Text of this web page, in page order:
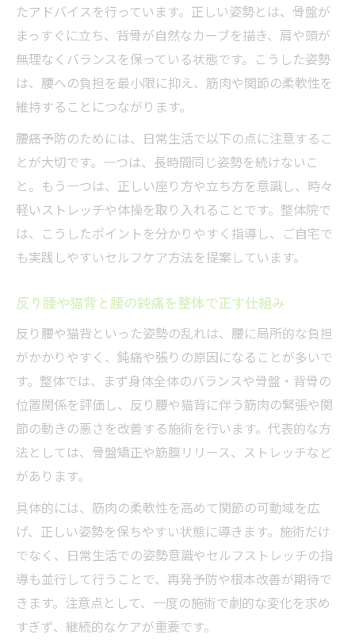
たアドバイスを行っています。正しい姿勢とは、骨盤が
まっすぐに立ち、背骨が自然なカーブを描き、肩や頭が
無理なくバランスを保っている状態です。こうした姿勢
は、腰への負担を最小限に抑え、筋肉や関節の柔軟性を
維持することにつながります。
腰痛予防のためには、日常生活で以下の点に注意するこ
とが大切です。一つは、長時間同じ姿勢を続けないこ
と。もう一つは、正しい座り方や立ち方を意識し、時々
軽いストレッチや体操を取り入れることです。整体院で
は、こうしたポイントを分かりやすく指導し、ご自宅で
も実践しやすいセルフケア方法を提案しています。
反り腰や猫背と腰の鈍痛を整体で正す仕組み
反り腰や猫背といった姿勢の乱れは、腰に局所的な負担
がかかりやすく、鈍痛や張りの原因になることが多いで
す。整体では、まず身体全体のバランスや骨盤・背骨の
位置関係を評価し、反り腰や猫背に伴う筋肉の緊張や関
節の動きの悪さを改善する施術を行います。代表的な方
法としては、骨盤矯正や筋膜リリース、ストレッチなど
があります。
具体的には、筋肉の柔軟性を高めて関節の可動域を広
げ、正しい姿勢を保ちやすい状態に導きます。施術だけ
でなく、日常生活での姿勢意識やセルフストレッチの指
導も並行して行うことで、再発予防や根本改善が期待で
きます。注意点として、一度の施術で劇的な変化を求め
すぎず、継続的なケアが重要です。